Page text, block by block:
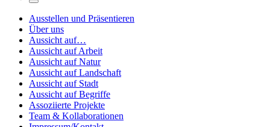
Suchfeld
umschalten
Ausstellen und Präsentieren
Über uns
Aussicht auf…
Aussicht auf Arbeit
Aussicht auf Natur
Aussicht auf Landschaft
Aussicht auf Stadt
Aussicht auf Begriffe
Assoziierte Projekte
Team & Kollaborationen